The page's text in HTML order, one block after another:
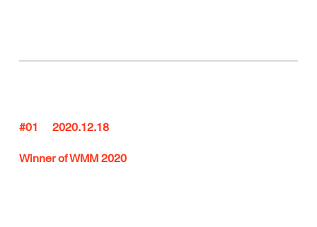
#01
     2020.12.18
Winner of WMM 2020